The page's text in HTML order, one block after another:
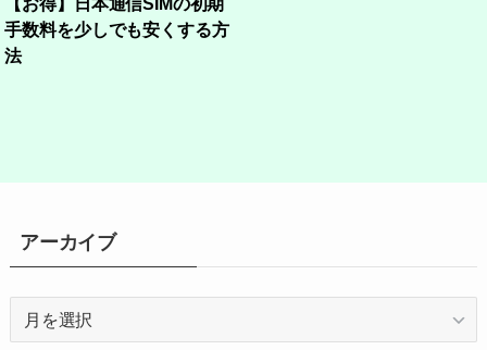
手数料を少しでも安くする方
法
アーカイブ